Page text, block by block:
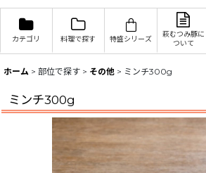
カテゴリ 料理で探す 特盛シリーズ
萩むつみ豚に
ついて
ホーム > 部位で探す > その他 > ミンチ300g
ミンチ300g